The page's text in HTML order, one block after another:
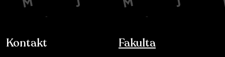
Kontakt Fakulta